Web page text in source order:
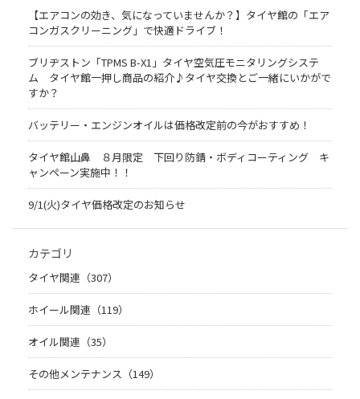
【エアコンの効き、気になっていませんか？】タイヤ館の「エア
コンガスクリーニング」で快適ドライブ！
ブリヂストン「TPMS B-X1」タイヤ空気圧モニタリングシステ
ム タイヤ館一押し商品の紹介♪タイヤ交換とご一緒にいかがで
すか？
バッテリー・エンジンオイルは価格改定前の今がおすすめ！
タイヤ館山鼻 ８月限定 下回り防錆・ボディコーティング キ
ャンペーン実施中！！
9/1(火)タイヤ価格改定のお知らせ
カテゴリ
タイヤ関連（307）
ホイール関連（119）
オイル関連（35）
その他メンテナンス（149）